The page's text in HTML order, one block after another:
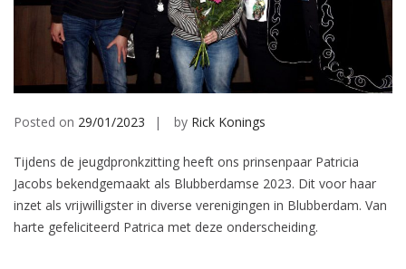
Posted on 29/01/2023 by Rick Konings
Tijdens de jeugdpronkzitting heeft ons prinsenpaar Patricia
Jacobs bekendgemaakt als Blubberdamse 2023. Dit voor haar
inzet als vrijwilligster in diverse verenigingen in Blubberdam. Van
harte gefeliciteerd Patrica met deze onderscheiding.